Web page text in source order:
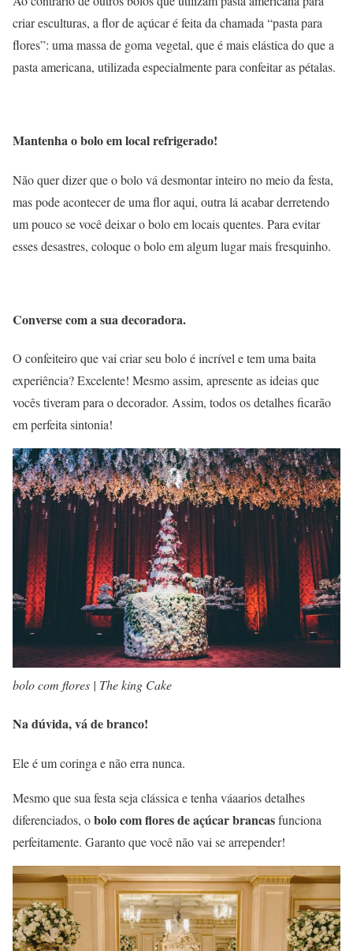
criar esculturas, a flor de açúcar é feita da chamada “pasta para
flores”: uma massa de goma vegetal, que é mais elástica do que a
pasta americana, utilizada especialmente para confeitar as pétalas.
Mantenha o bolo em local refrigerado!
Não quer dizer que o bolo vá desmontar inteiro no meio da festa,
mas pode acontecer de uma flor aqui, outra lá acabar derretendo
um pouco se você deixar o bolo em locais quentes. Para evitar
esses desastres, coloque o bolo em algum lugar mais fresquinho.
Converse com a sua decoradora.
O confeiteiro que vai criar seu bolo é incrível e tem uma baita
experiência? Excelente! Mesmo assim, apresente as ideias que
vocês tiveram para o decorador. Assim, todos os detalhes ficarão
em perfeita sintonia!
bolo com flores | The king Cake
Na dúvida, vá de branco!
Ele é um coringa e não erra nunca.
Mesmo que sua festa seja clássica e tenha váaarios detalhes
diferenciados, obolo com flores de açúcar brancasfunciona
perfeitamente. Garanto que você não vai se arrepender!